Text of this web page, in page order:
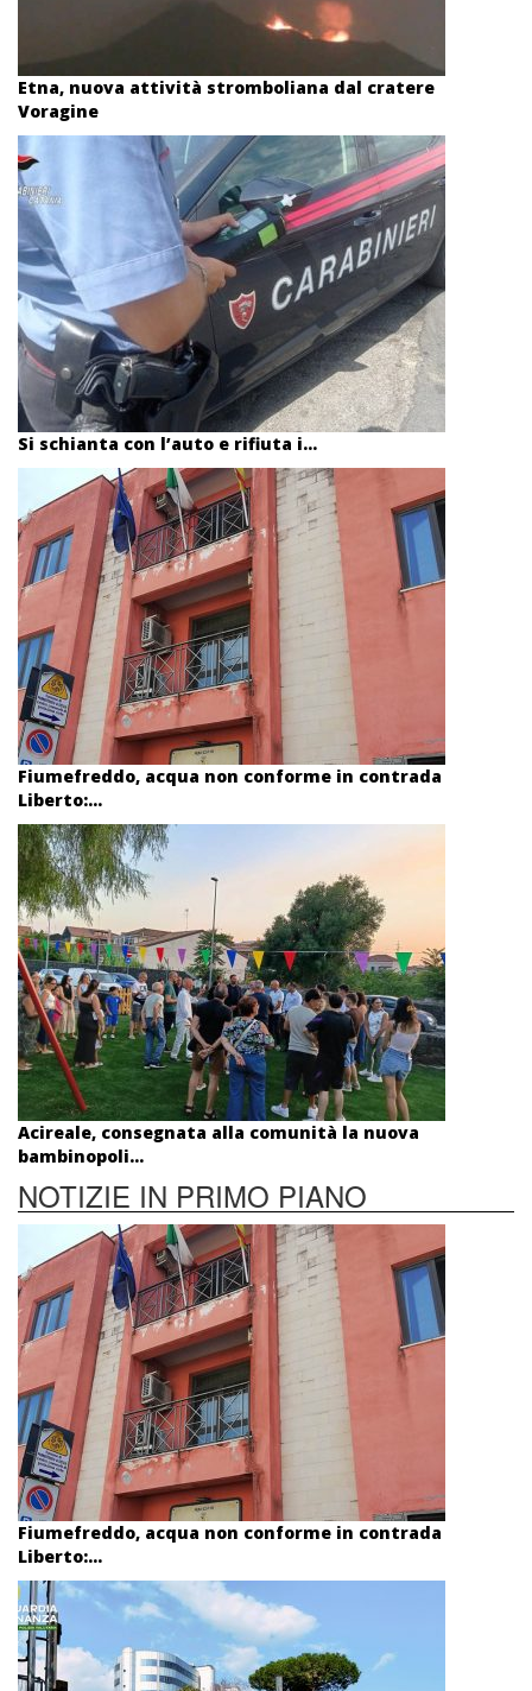
Etna, nuova attività stromboliana dal cratere
Voragine
Si schianta con l’auto e rifiuta i...
Fiumefreddo, acqua non conforme in contrada
Liberto:...
Acireale, consegnata alla comunità la nuova
bambinopoli...
NOTIZIE IN PRIMO PIANO
Fiumefreddo, acqua non conforme in contrada
Liberto:...